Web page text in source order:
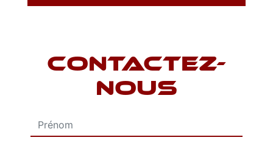
CONTACTEZ-
NOUS